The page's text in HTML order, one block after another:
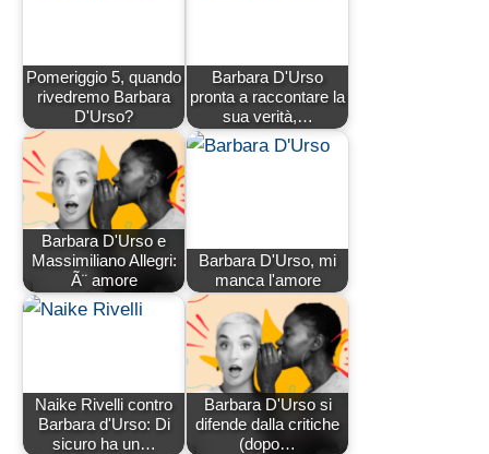
Pomeriggio 5, quando
rivedremo Barbara
D'Urso?
Barbara D'Urso
pronta a raccontare la
sua verità,…
Barbara D'Urso e
Massimiliano Allegri:
Ã¨ amore
Barbara D'Urso, mi
manca l'amore
Naike Rivelli contro
Barbara d'Urso: Di
sicuro ha un…
Barbara D'Urso si
difende dalla critiche
(dopo…